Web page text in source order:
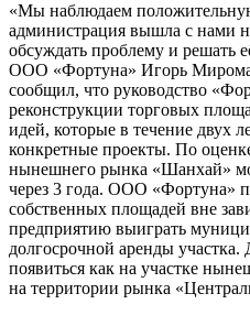
«Мы наблюдаем
администрация вышла с нами
обсуждать проблему и решать
ООО «Фортуна» Игорь
сообщил, что руководство
реконструкции торговых
идей, которые в течение двух
конкретные проекты. По
нынешнего рынка «Шанхай»
через 3 года. ООО «Фортуна»
собственных площадей вне
предприятию выиграть
долгосрочной аренды
появиться как на участке
на территории рынка